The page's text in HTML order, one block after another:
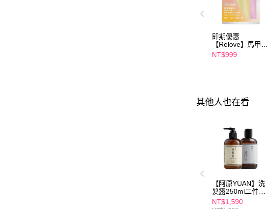
即期優惠
【Relove】馬甲纖
纖飲24包/盒-綜合
口味(效期2027-
NT$999
其他人也在看
【阿原YUAN】洗
髮露250ml二件組
(檸檬/薰衣草)
NT$1,590